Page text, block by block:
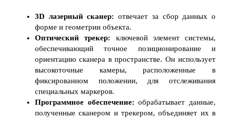
3D лазерный сканер: отвечает за сбор данных о
форме и геометрии объекта.
Оптический трекер: ключевой элемент системы,
обеспечивающий точное позиционирование и
ориентацию сканера в пространстве. Он использует
высокоточные камеры, расположенные в
фиксированном положении, для отслеживания
специальных маркеров.
Программное обеспечение: обрабатывает данные,
полученные сканером и трекером, объединяет их в